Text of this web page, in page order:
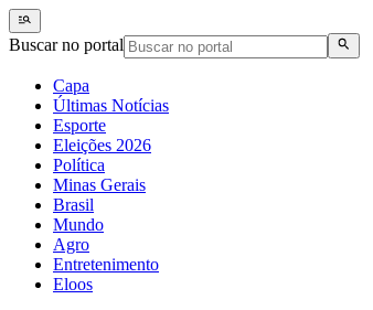
Buscar no portal
Capa
Últimas Notícias
Esporte
Eleições 2026
Política
Minas Gerais
Brasil
Mundo
Agro
Entretenimento
Eloos